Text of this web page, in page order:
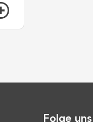
Folge uns